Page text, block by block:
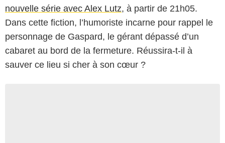
nouvelle série avec Alex Lutz, à partir de 21h05.
Dans cette fiction, l’humoriste incarne pour rappel le
personnage de Gaspard, le gérant dépassé d’un
cabaret au bord de la fermeture. Réussira-t-il à
sauver ce lieu si cher à son cœur ?